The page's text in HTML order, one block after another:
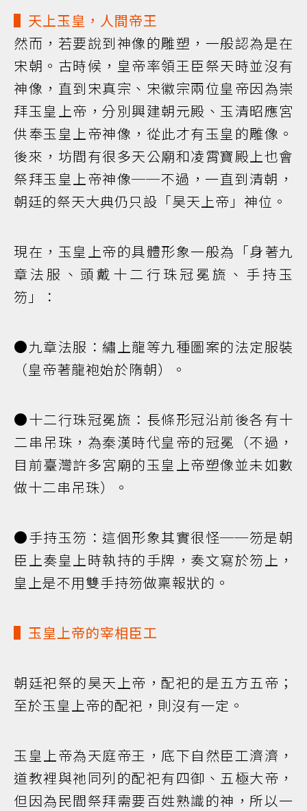
▌天上玉皇，人間帝王
然而，若要說到神像的雕塑，一般認為是在
宋朝。古時候，皇帝率領王臣祭天時並沒有
神像，直到宋真宗、宋徽宗兩位皇帝因為崇
拜玉皇上帝，分別興建朝元殿、玉清昭應宮
供奉玉皇上帝神像，從此才有玉皇的雕像。
後來，坊間有很多天公廟和凌霄寶殿上也會
祭拜玉皇上帝神像──不過，一直到清朝，
朝廷的祭天大典仍只設「昊天上帝」神位。
現在，玉皇上帝的具體形象一般為「身著九
章法服、頭戴十二行珠冠冕旒、手持玉
笏」：
●九章法服：繡上龍等九種圖案的法定服裝
（皇帝著龍袍始於隋朝）。
●十二行珠冠冕旒：長條形冠沿前後各有十
二串吊珠，為秦漢時代皇帝的冠冕（不過，
目前臺灣許多宮廟的玉皇上帝塑像並未如數
做十二串吊珠）。
●手持玉笏：這個形象其實很怪──笏是朝
臣上奏皇上時執持的手牌，奏文寫於笏上，
皇上是不用雙手持笏做稟報狀的。
▌玉皇上帝的宰相臣工
朝廷祀祭的昊天上帝，配祀的是五方五帝；
至於玉皇上帝的配祀，則沒有一定。
玉皇上帝為天庭帝王，底下自然臣工濟濟，
道教裡與祂同列的配祀有四御、五極大帝，
但因為民間祭拜需要百姓熟識的神，所以一